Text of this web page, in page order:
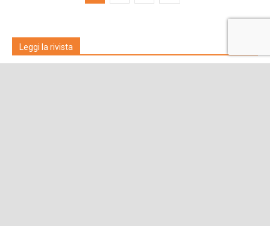
Leggi la rivista